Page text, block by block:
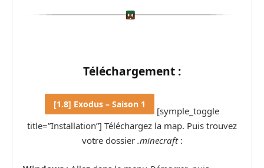
Téléchargement :
[1.8] Exodus – Saison 1
[symple_toggle
title=”Installation”] Téléchargez la map. Puis trouvez
votre dossier .minecraft: